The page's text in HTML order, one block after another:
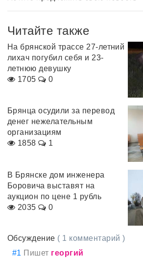
Читайте также
На брянской трассе 27-летний
лихач погубил себя и 23-
летнюю девушку
1705
0
Брянца осудили за перевод
денег нежелательным
организациям
1858
1
В Брянске дом инженера
Боровича выставят на
аукцион по цене 1 рубль
2035
0
Обсуждение ( 1 комментарий )
#1 Пишет георгий